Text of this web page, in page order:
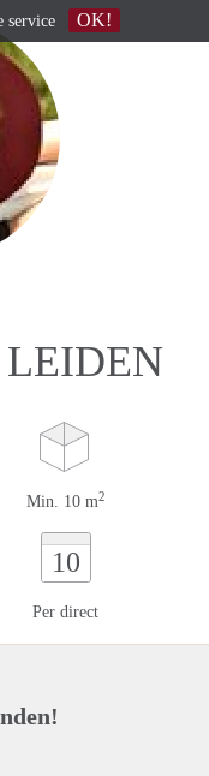
Min. 10 m2
10
Per direct
service OK!